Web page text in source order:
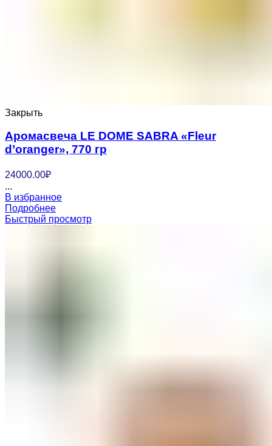
Закрыть
Аромасвеча LE DOME SABRA «Fleur
d’oranger», 770 гр
24000.00₽
...
В избранное
Подробнее
Быстрый просмотр